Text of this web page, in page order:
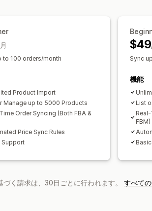
データのインポー
リアルタイムステ
to 100 orders/month
Product Import
Manage up to 5000 Products
Order Syncing (Both FBA &
Price Sync Rules
Support
$49
Sync
機能
List
FBM)
く請求は、30日ごとに行われます。 すべて